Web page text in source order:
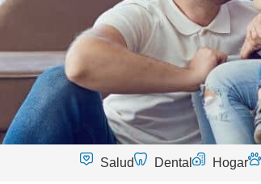
Salud Dental Hogar